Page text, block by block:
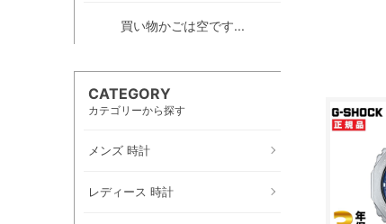
買い物かごは空です...
CATEGORY
カテゴリーから探す
メンズ 時計
レディース 時計